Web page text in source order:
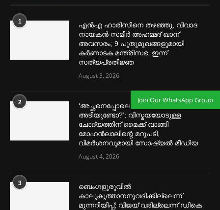
1
എൻഎ ഹാരിസിനെ തഴ‌‍ഞ്ഞു, വിവാദ
നായകൻ സമീര്‍ അഹമ്മദ് ഖാന്
അവസരം; 9 പുതുമുഖങ്ങളുമായി
കര്‍ണാടക മന്ത്രിസഭ, ഇന്ന്
സത്യപ്രതിജ്ഞ
August 3, 2026
2
‘അച്ഛനെപ്പോലെ കാല്‍ പൊക്കി
അടിയുണ്ടോ?’; വിസ്മയയോടുള്ള
ചോദ്യത്തിന് മൈക്ക് വാങ്ങി
മോഹൻലാലിന്റെ മറുപടി,
വിമര്‍ശനവുമായി സോഷ്യല്‍ മീഡിയ
August 4, 2026
3
ബെംഗളൂരുവില്‍
കാലുകുത്താനനുവദിക്കില്ലെന്ന്
മുന്നറിയിപ്പ്; വിജയ് വരില്ലെന്ന് ഡികെ
Join Our WhatsApp Group